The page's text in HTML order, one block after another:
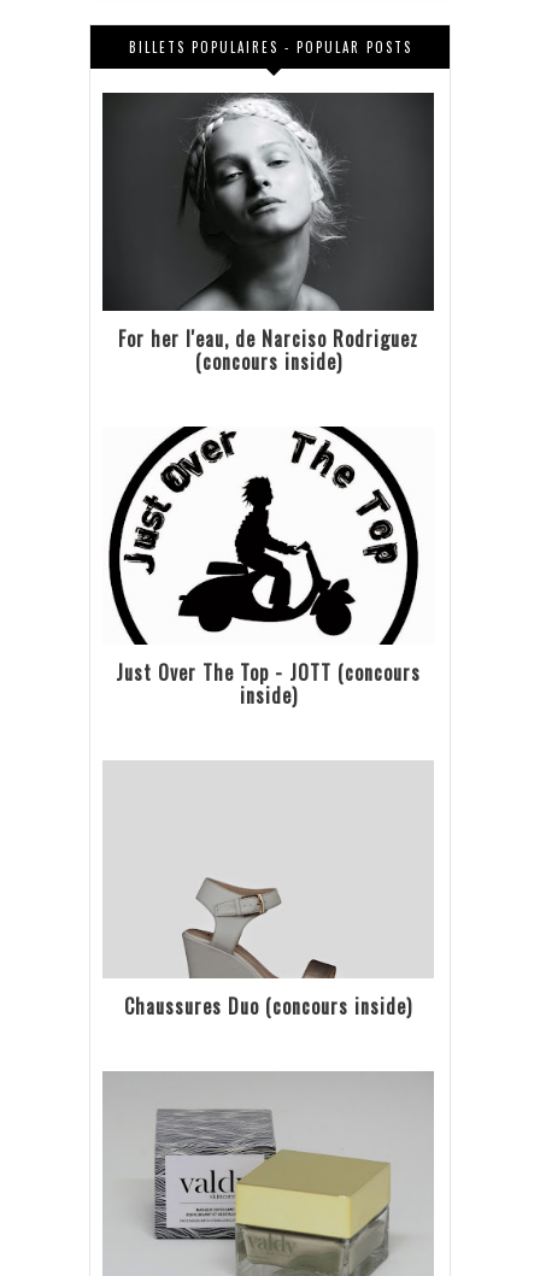
BILLETS POPULAIRES - POPULAR POSTS
For her l'eau, de Narciso Rodriguez
(concours inside)
Just Over The Top - JOTT (concours
inside)
Chaussures Duo (concours inside)